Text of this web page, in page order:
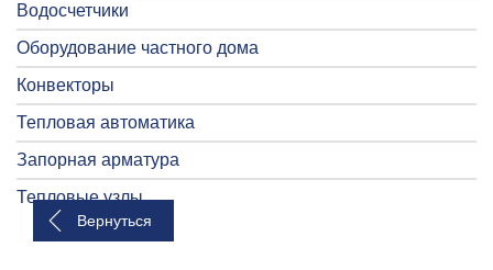
Водосчетчики
Оборудование частного дома
Конвекторы
Тепловая автоматика
Запорная арматура
Тепловые узлы
Вернуться